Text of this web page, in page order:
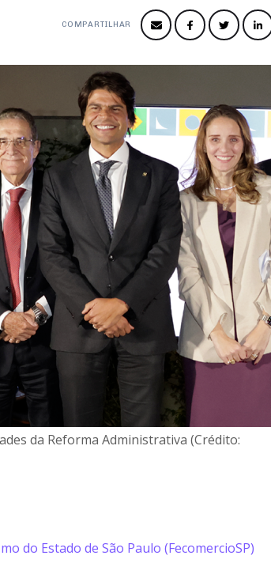
COMPARTILHAR
da Reforma Administrativa (Crédito:
do Estado de São Paulo (FecomercioSP)